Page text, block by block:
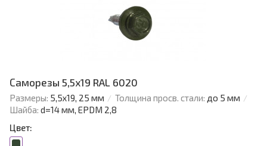
Саморезы 5,5х19 RAL 6020
Размеры: 5,5х19, 25 мм Толщина просв. стали: до 5 мм
Шайба: d=14 мм, EPDM 2,8
Цвет: